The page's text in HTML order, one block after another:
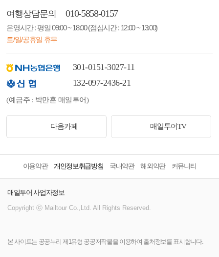
여행상담문의 010-5858-0157
운영시간 : 평일 09:00 ~ 18:00 (점심시간 : 12:00 ~ 13:00)
토/일/공휴일 휴무
301-0151-3027-11
132-097-2436-21
(예금주 : 박만훈 매일투어)
다음카페 매일투어TV
이용약관 개인정보취급방침 국내약관 해외약관 커뮤니티
매일투어 사업자정보
Copyright ⓒ Mailtour Co.,Ltd. All Rights Reserved.
본 사이트는 공공누리 제1유형 공공저작물을 이용하여 출처정보를 표시합니다.